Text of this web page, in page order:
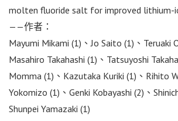
molten fluoride salt for improved lithium-
——作者：
Mayumi Mikami (1)、Jo Saito (1)、Teruaki
Masahiro Takahashi (1)、Tatsuyoshi
Momma (1)、Kazutaka Kuriki (1)、Rihito
Yokomizo (1)、Genki Kobayashi (2)、
Shunpei Yamazaki (1)